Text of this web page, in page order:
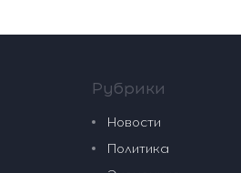
Рубрики
Новости
Политика